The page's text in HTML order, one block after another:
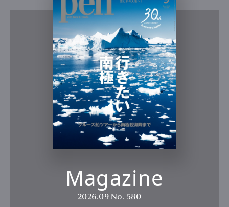
Magazine
2026.09 No. 580